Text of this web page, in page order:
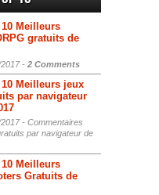
10 Meilleurs
gratuits de
- 2 Comments
10 Meilleurs jeux
par navigateur
- Commentaires
par navigateur de
10 Meilleurs
Gratuits de